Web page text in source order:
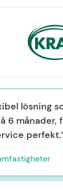
lösning
6 månader,